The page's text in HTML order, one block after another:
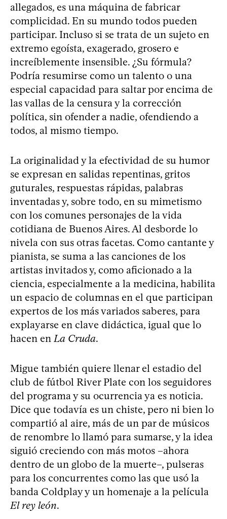
allegados, es una máquina de fabricar
complicidad. En su mundo todos pueden
participar. Incluso si se trata de un sujeto en
extremo egoísta, exagerado, grosero e
increíblemente insensible. ¿Su fórmula?
Podría resumirse como un talento o una
especial capacidad para saltar por encima de
las vallas de la censura y la corrección
política, sin ofender a nadie, ofendiendo a
todos, al mismo tiempo.
La originalidad y la efectividad de su humor
se expresan en salidas repentinas, gritos
guturales, respuestas rápidas, palabras
inventadas y, sobre todo, en su mimetismo
con los comunes personajes de la vida
cotidiana de Buenos Aires. Al desborde lo
nivela con sus otras facetas. Como cantante y
pianista, se suma a las canciones de los
artistas invitados y, como aficionado a la
ciencia, especialmente a la medicina, habilita
un espacio de columnas en el que participan
expertos de los más variados saberes, para
explayarse en clave didáctica, igual que lo
hacen enLa Cruda.
Migue también quiere llenar el estadio del
club de fútbol River Plate con los seguidores
del programa y su ocurrencia ya es noticia.
Dice que todavía es un chiste, pero ni bien lo
compartió al aire, más de un par de músicos
de renombre lo llamó para sumarse, y la idea
siguió creciendo con más motos –ahora
dentro de un globo de la muerte–, pulseras
para los concurrentes como las que usó la
banda Coldplay y un homenaje a la película
El rey león.